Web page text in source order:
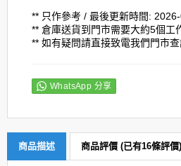
** 只作參考 / 最後更新時間:
** 倉庫送貨到門市需要大約5個工
** 如有疑問請直接致電我們門市
WhatsApp 分享
商品描述 商品評價 (已有16條評價)